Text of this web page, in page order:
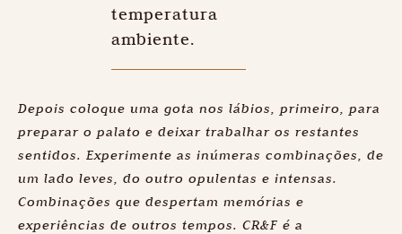
temperatura
ambiente.
Depois coloque uma gota nos lábios, primeiro, para
preparar o palato e deixar trabalhar os restantes
sentidos. Experimente as inúmeras combinações, de
um lado leves, do outro opulentas e intensas.
Combinações que despertam memórias e
experiências de outros tempos. CR&F é a